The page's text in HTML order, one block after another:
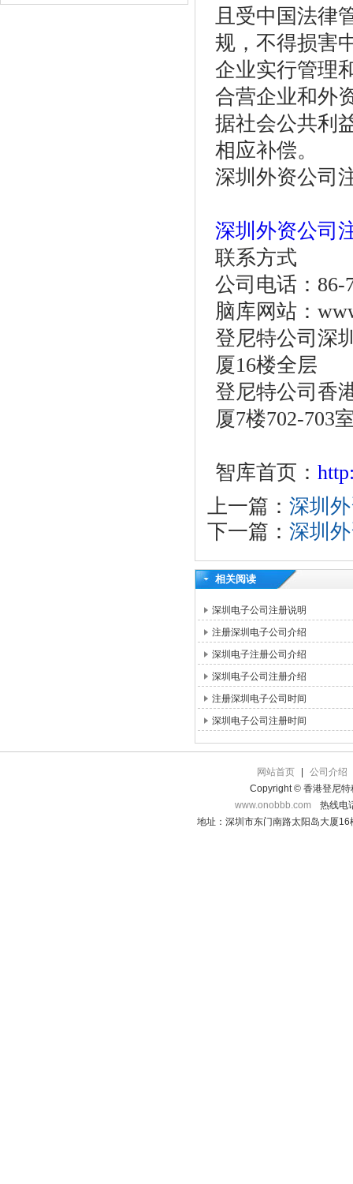
且受中国法律
规，不得损害
企业实行管理
合营企业和外
据社会公共利
相应补偿。
深圳外资公司
深圳外资公司
联系方式
公司电话：86-
脑库网站：
登尼特公司深
厦16楼全层
登尼特公司香
厦7楼702-703
智库首页：
上一篇： 深圳
下一篇： 深圳
相关阅读
深圳电子公司注册说明
注册深圳电子公司介绍
深圳电子注册公司介绍
深圳电子公司注册介绍
注册深圳电子公司时间
深圳电子公司注册时间
网站首页
公司介绍
Copyright © 香港登尼特
www.onobbb.com
热线电
地址：深圳市东门南路太阳岛大厦